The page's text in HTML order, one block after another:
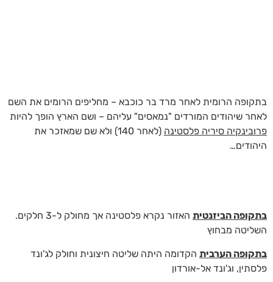
בתקופה הרומית לאחר מרד בר כוכבא – מחליפים הרומים את השם
לאחר שיהודים המורדים "נמאסים" עליהם – ושם הארץ הופך להיות
פרובינקיה סיריה פלסטינה
(לאחר 140) ולא שם שמאזכר את
היהודים…
בתקופה הביזנטית
האזור נקרא פלסטינה אך מחולק ל-3 חלקים.
השליטה מבחוץ
בתקופה הערבית הקדומה היתה שליטה חיצונית וחולק לג'ונד
פלסתין, וג'ונד אל-אורדון